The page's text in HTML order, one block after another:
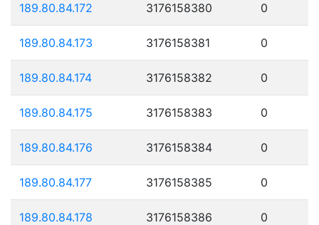
189.80.84.172 3176158380 0
189.80.84.173 3176158381 0
189.80.84.174 3176158382 0
189.80.84.175 3176158383 0
189.80.84.176 3176158384 0
189.80.84.177 3176158385 0
189.80.84.178 3176158386 0